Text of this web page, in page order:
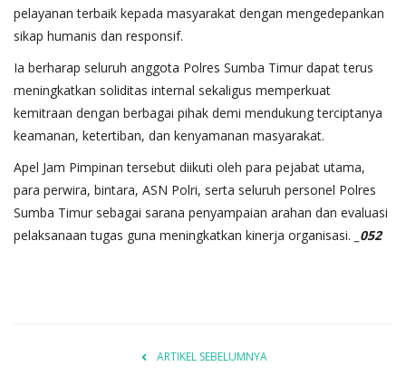
pelayanan terbaik kepada masyarakat dengan mengedepankan
sikap humanis dan responsif.
Ia berharap seluruh anggota Polres Sumba Timur dapat terus
meningkatkan soliditas internal sekaligus memperkuat
kemitraan dengan berbagai pihak demi mendukung terciptanya
keamanan, ketertiban, dan kenyamanan masyarakat.
Apel Jam Pimpinan tersebut diikuti oleh para pejabat utama,
para perwira, bintara, ASN Polri, serta seluruh personel Polres
Sumba Timur sebagai sarana penyampaian arahan dan evaluasi
pelaksanaan tugas guna meningkatkan kinerja organisasi.
_052
ARTIKEL SEBELUMNYA